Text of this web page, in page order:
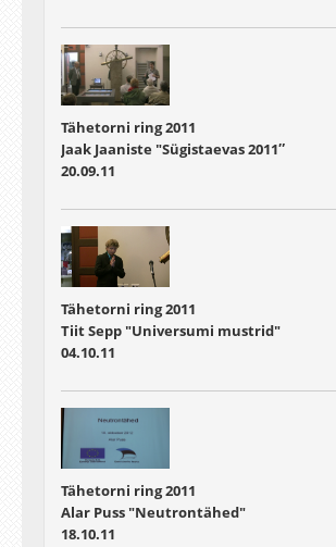
Tähetorni ring 2011
Jaak Jaaniste "Sügistaevas 2011″
20.09.11
Tähetorni ring 2011
Tiit Sepp "Universumi mustrid"
04.10.11
Tähetorni ring 2011
Alar Puss "Neutrontähed"
18.10.11